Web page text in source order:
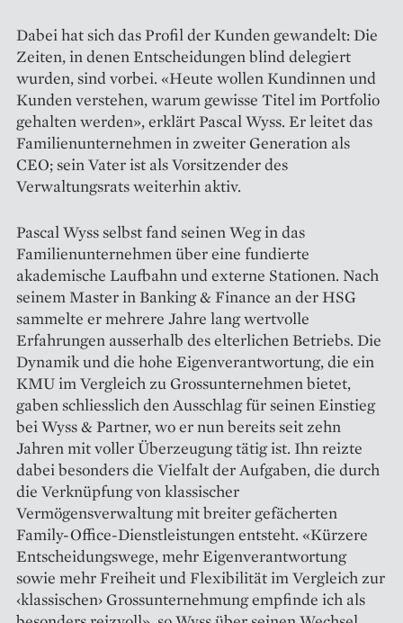
Dabei hat sich das Profil der Kunden gewandelt: Die
Zeiten, in denen Entscheidungen blind delegiert
wurden, sind vorbei. «Heute wollen Kundinnen und
Kunden verstehen, warum gewisse Titel im Portfolio
gehalten werden», erklärt Pascal Wyss. Er leitet das
Familienunternehmen in zweiter Generation als
CEO; sein Vater ist als Vorsitzender des
Verwaltungsrats weiterhin aktiv.
Pascal Wyss selbst fand seinen Weg in das
Familienunternehmen über eine fundierte
akademische Laufbahn und externe Stationen. Nach
seinem Master in Banking & Finance an der HSG
sammelte er mehrere Jahre lang wertvolle
Erfahrungen ausserhalb des elterlichen Betriebs. Die
Dynamik und die hohe Eigenverantwortung, die ein
KMU im Vergleich zu Grossunternehmen bietet,
gaben schliesslich den Ausschlag für seinen Einstieg
bei Wyss & Partner, wo er nun bereits seit zehn
Jahren mit voller Überzeugung tätig ist. Ihn reizte
dabei besonders die Vielfalt der Aufgaben, die durch
die Verknüpfung von klassischer
Vermögensverwaltung mit breiter gefächerten
Family-Office-Dienstleistungen entsteht. «Kürzere
Entscheidungswege, mehr Eigen­verantwortung
sowie mehr Freiheit und Flexibilität im Vergleich zur
‹klassischen› Grossunternehmung empfinde ich als